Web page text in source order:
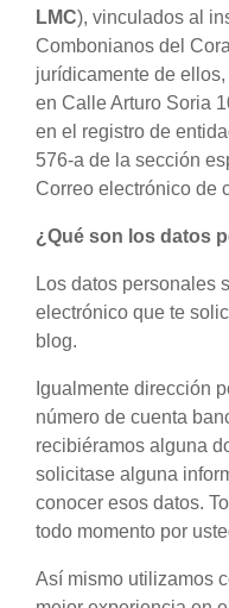
LMC), vinculados al
Combonianos del
jurídicamente de
en Calle Arturo Soria
en el registro de
576-a de la sección
Correo electrónico de
¿Qué son los datos
Los datos personales
electrónico que te
blog.
Igualmente dirección
número de cuenta
recibiéramos alguna
solicitase alguna
conocer esos datos.
todo momento por
Así mismo utilizamos